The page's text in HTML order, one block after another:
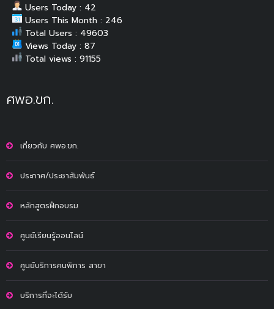
Users Today : 42
Users This Month : 246
Total Users : 49603
Views Today : 87
Total views : 91155
ศพอ.ขก.
เกี่ยวกับ ศพอ.ขก.
ประกาศ/ประชาสัมพันธ์
หลักสูตรฝึกอบรม
ศูนย์เรียนรู้ออนไลน์
ศูนย์บริการคนพิการ สาขา
บริการที่จะได้รับ